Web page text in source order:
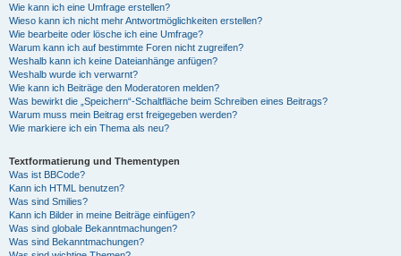
Wie kann ich eine Umfrage erstellen?
Wieso kann ich nicht mehr Antwortmöglichkeiten erstellen?
Wie bearbeite oder lösche ich eine Umfrage?
Warum kann ich auf bestimmte Foren nicht zugreifen?
Weshalb kann ich keine Dateianhänge anfügen?
Weshalb wurde ich verwarnt?
Wie kann ich Beiträge den Moderatoren melden?
Was bewirkt die „Speichern“-Schaltfläche beim Schreiben eines Beitrags?
Warum muss mein Beitrag erst freigegeben werden?
Wie markiere ich ein Thema als neu?
Textformatierung und Thementypen
Was ist BBCode?
Kann ich HTML benutzen?
Was sind Smilies?
Kann ich Bilder in meine Beiträge einfügen?
Was sind globale Bekanntmachungen?
Was sind Bekanntmachungen?